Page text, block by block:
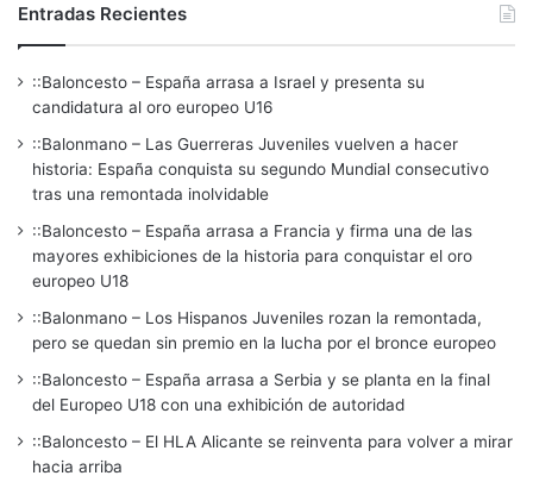
Entradas Recientes
::Baloncesto – España arrasa a Israel y presenta su
candidatura al oro europeo U16
::Balonmano – Las Guerreras Juveniles vuelven a hacer
historia: España conquista su segundo Mundial consecutivo
tras una remontada inolvidable
::Baloncesto – España arrasa a Francia y firma una de las
mayores exhibiciones de la historia para conquistar el oro
europeo U18
::Balonmano – Los Hispanos Juveniles rozan la remontada,
pero se quedan sin premio en la lucha por el bronce europeo
::Baloncesto – España arrasa a Serbia y se planta en la final
del Europeo U18 con una exhibición de autoridad
::Baloncesto – El HLA Alicante se reinventa para volver a mirar
hacia arriba